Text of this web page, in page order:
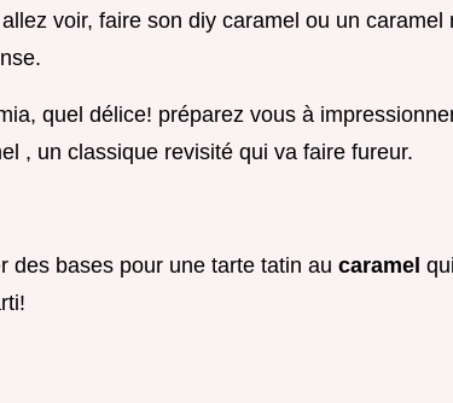
voir, faire son diy caramel ou un caramel
quel délice! préparez vous à
, un classique revisité qui va faire fureur.
des bases pour une tarte tatin au caramel